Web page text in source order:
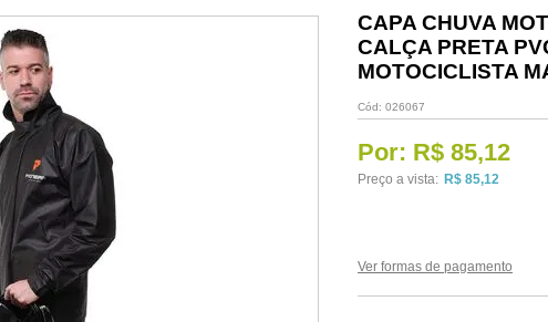
CAPA CHUVA
CALÇA PRETA
MOTOCICLISTA
Cód: 026067
Por: R$ 85,12
Preço a vista: R$ 85,12
Ver formas de pagamento